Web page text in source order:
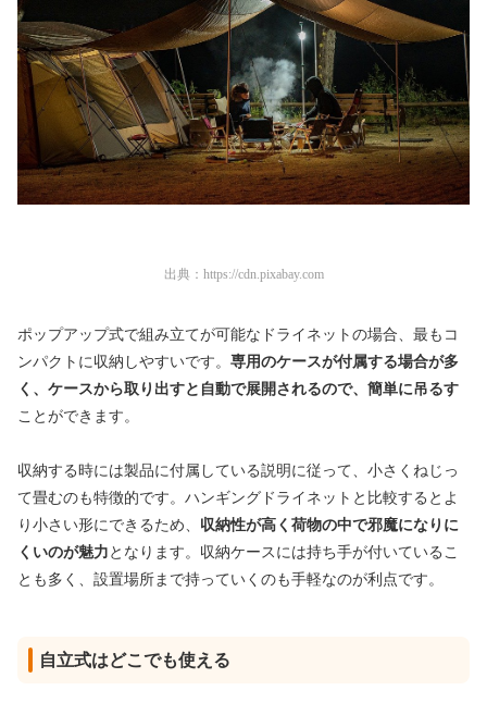
出典： https://cdn.pixabay.com
ポップアップ式で組み立てが可能なドライネットの場合、最もコ
ンパクトに収納しやすいです。 専用のケースが付属する場合が多
く、ケースから取り出すと自動で展開されるので、簡単に吊るす
ことができます。
収納する時には製品に付属している説明に従って、小さくねじっ
て畳むのも特徴的です。ハンギングドライネットと比較するとよ
り小さい形にできるため、 収納性が高く荷物の中で邪魔になりに
くいのが魅力 となります。収納ケースには持ち手が付いているこ
とも多く、設置場所まで持っていくのも手軽なのが利点です。
自立式はどこでも使える